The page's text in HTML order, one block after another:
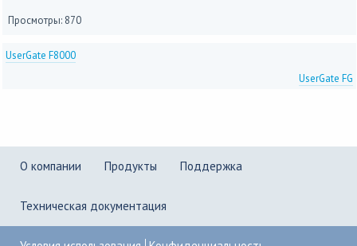
Просмотры: 870
UserGate F8000
UserGate FG
О компании Продукты Поддержка
Техническая документация